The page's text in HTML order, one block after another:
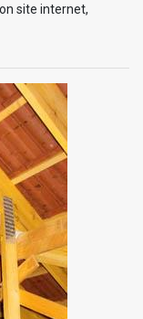
site internet,